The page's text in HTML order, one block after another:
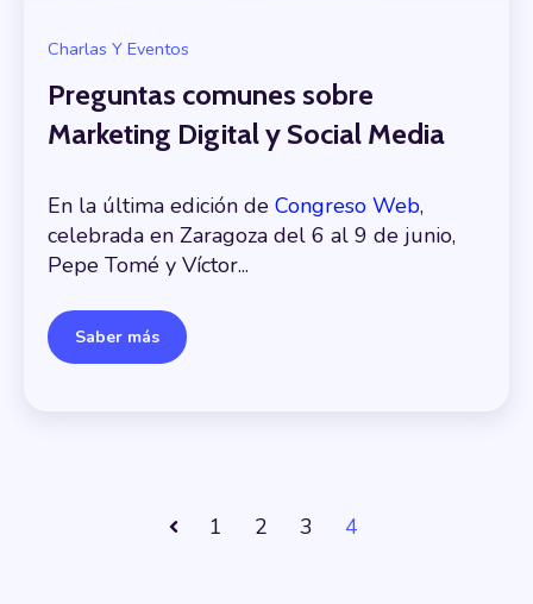
Charlas Y Eventos
Preguntas comunes sobre
Marketing Digital y Social Media
En la última edición de Congreso Web,
celebrada en Zaragoza del 6 al 9 de junio,
Pepe Tomé y Víctor...
Saber más
Anterior
1 2 3 4